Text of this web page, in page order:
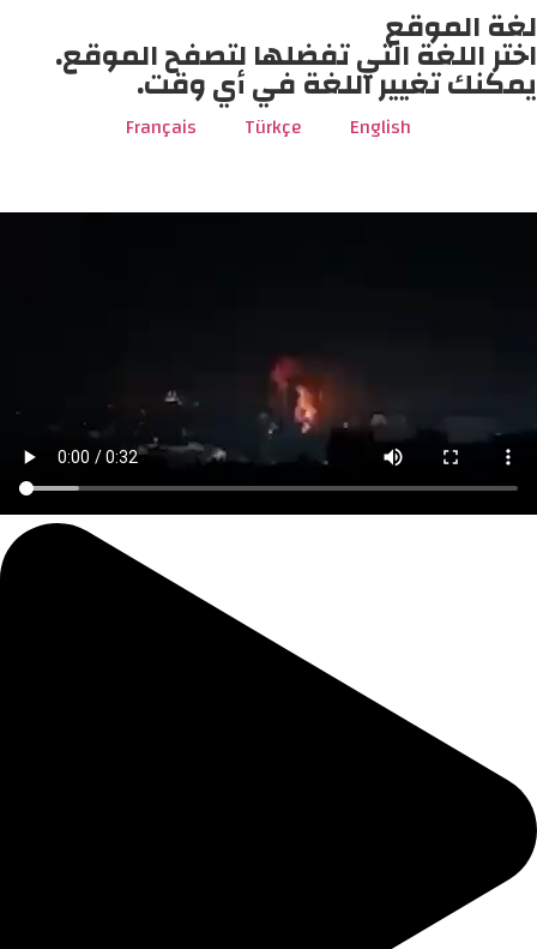
لغة الموقع
اختر اللغة التي تفضلها لتصفح الموقع.
يمكنك تغيير اللغة في أي وقت.
English
Türkçe
Français